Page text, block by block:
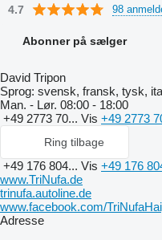
4.7 98
Abonner på sælger
David Tripon
Sprog: svensk, fransk, tysk,
Man. - Lør. 08:00 - 18:00
+49 2773 70... Vis +49 2773
Ring tilbage
+49 176 804... Vis +49 176
www.TriNufa.de
trinufa.autoline.de
www.facebook.com/
Adresse